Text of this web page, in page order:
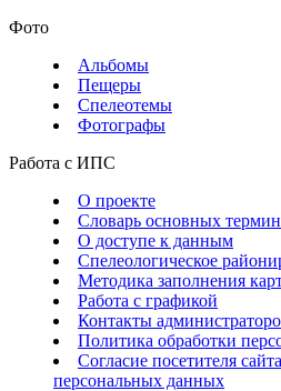
Фото
Альбомы
Пещеры
Спелеотемы
Фотографы
Работа с ИПС
О проекте
Словарь основных
О доступе к данным
Спелеологическое
Методика заполнения
Работа с графикой
Контакты
Политика обработки
Согласие посетителя
персональных данных